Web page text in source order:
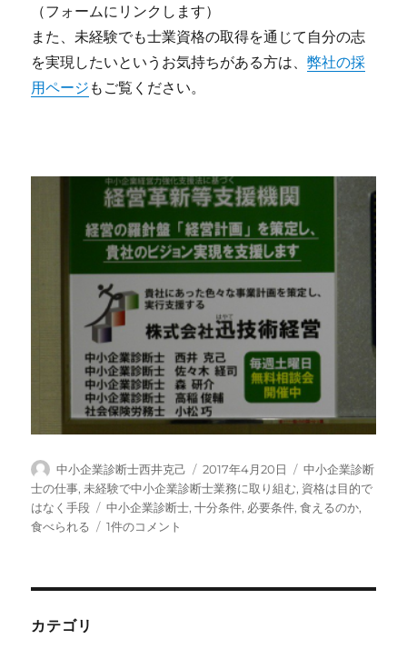
（フォームにリンクします）
また、未経験でも士業資格の取得を通じて自分の志
を実現したいというお気持ちがある方は、弊社の採
用ページ もご覧ください。
投
稿
者
中小企業診断士西井克己
投
稿
日:
2017年4月20日
カ
テ
ゴ
中小企業診断
士の仕事, 未経験で中小企業診断士業務に取り組む, 資格は目的で
はなく手段
タ
グ
中小企業診断士,十分条件, 必要条件,食えるのか,
食べられる
中
1件のコメント
カテゴリ